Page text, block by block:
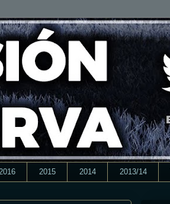
2016 2015 2014 2013/14